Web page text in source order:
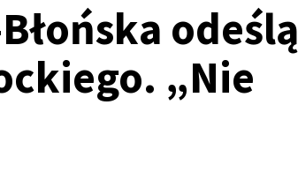
odeślą
„Nie